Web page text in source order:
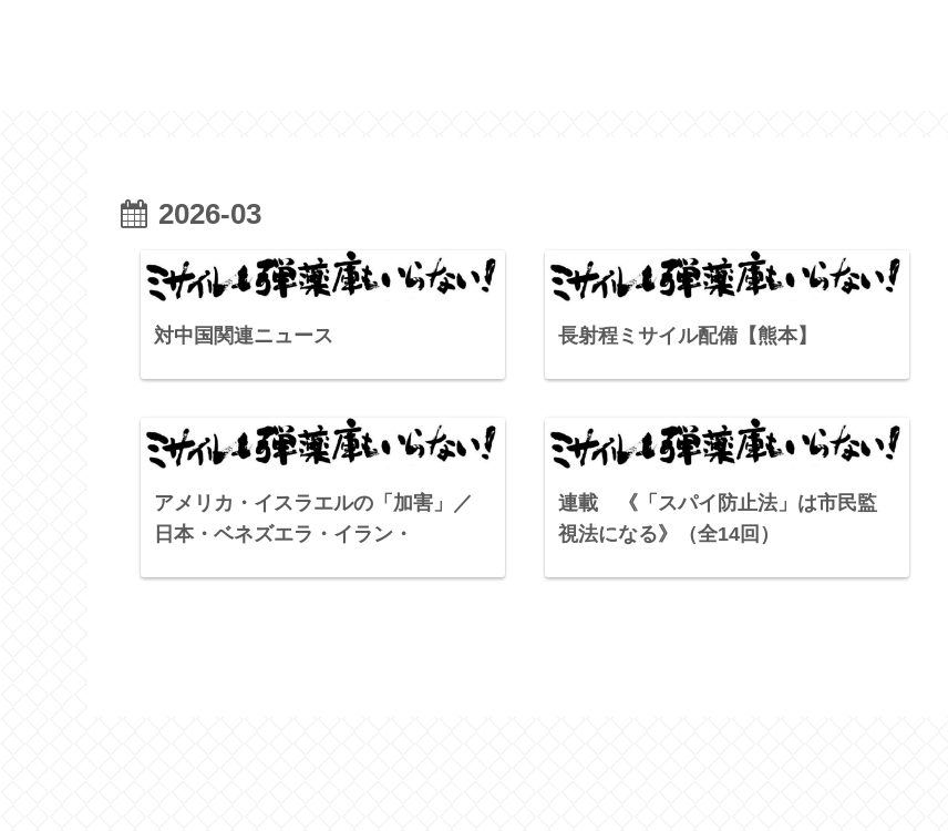
2026-03
対中国関連ニュース 長射程ミサイル配備【熊本】
アメリカ・イスラエルの「加害」／
日本・ベネズエラ・イラン・
連載 《「スパイ防止法」は市民監
視法になる》（全14回）